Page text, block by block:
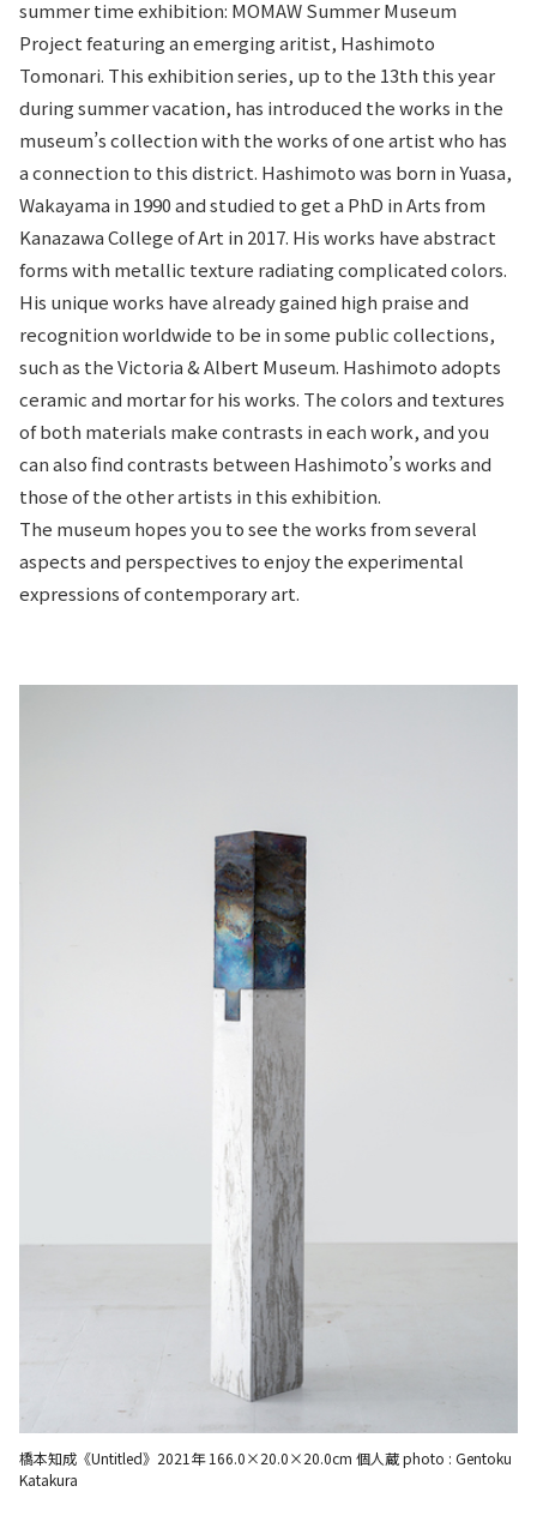
summer time exhibition: MOMAW Summer Museum
Project featuring an emerging aritist, Hashimoto
Tomonari. This exhibition series, up to the 13th this year
during summer vacation, has introduced the works in the
museum’s collection with the works of one artist who has
a connection to this district. Hashimoto was born in Yuasa,
Wakayama in 1990 and studied to get a PhD in Arts from
Kanazawa College of Art in 2017. His works have abstract
forms with metallic texture radiating complicated colors.
His unique works have already gained high praise and
recognition worldwide to be in some public collections,
such as the Victoria & Albert Museum. Hashimoto adopts
ceramic and mortar for his works. The colors and textures
of both materials make contrasts in each work, and you
can also find contrasts between Hashimoto’s works and
those of the other artists in this exhibition.
The museum hopes you to see the works from several
aspects and perspectives to enjoy the experimental
expressions of contemporary art.
橋本知成《Untitled》2021年 166.0×20.0×20.0cm 個人蔵 photo : Gentoku
Katakura